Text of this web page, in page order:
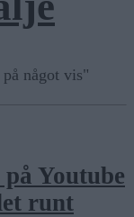
något vis"
Youtube
runt